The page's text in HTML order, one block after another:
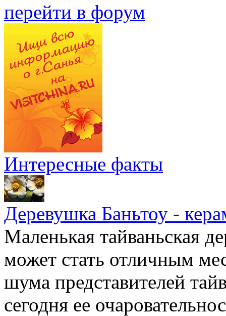
перейти в форум
Интересные факты
Деревушка Баньтоу -
Маленькая тайваньская
может стать отличным
шума представителей
сегодня ее